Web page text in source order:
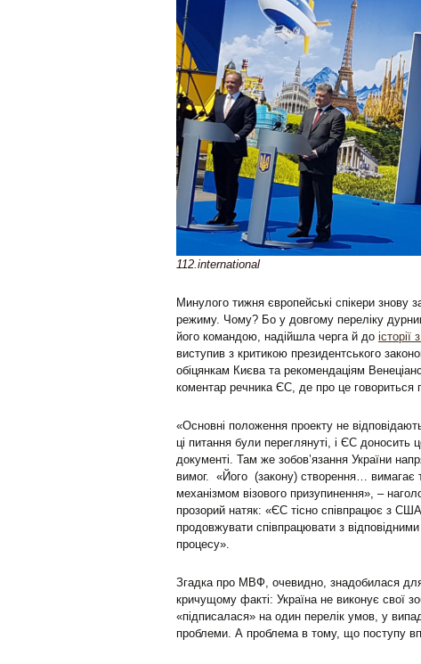
112.international
Минулого тижня європейські спікери знову
режиму. Чому? Бо у довгому переліку
його командою, надійшла черга й до
виступив з критикою президентського
обіцянкам Києва та рекомендаціям
коментар речника ЄС, де про це говориться
«Основні положення проекту не
ці питання були переглянуті, і ЄС доносить
документі. Там же зобов’язання України
вимог. «Його (закону) створення… вимагає
механізмом візового призупинення», –
прозорий натяк: «ЄС тісно співпрацює з
продовжувати співпрацювати з
процесу».
Згадка про МВФ, очевидно, знадобилася
кричущому факті: Україна не виконує свої
«підписалася» на один перелік умов, у
проблеми. А проблема в тому, що поступу